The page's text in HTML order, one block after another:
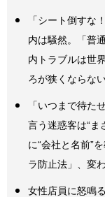
「シート倒すな
内は騒然。「普
内トラブルは世
ろが狭くならな
「いつまで待た
言う迷惑客は“
に“会社と名前”
ラ防止法」、変
女性店員に怒鳴